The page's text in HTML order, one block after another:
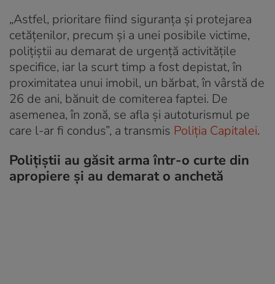
„Astfel, prioritare fiind siguranța și protejarea
cetățenilor, precum și a unei posibile victime,
polițiștii au demarat de urgență activitățile
specifice, iar la scurt timp a fost depistat, în
proximitatea unui imobil, un bărbat, în vârstă de
26 de ani, bănuit de comiterea faptei. De
asemenea, în zonă, se afla și autoturismul pe
care l-ar fi condus”, a transmis Poliția Capitalei.
Polițiștii au găsit arma într-o curte din
apropiere și au demarat o anchetă